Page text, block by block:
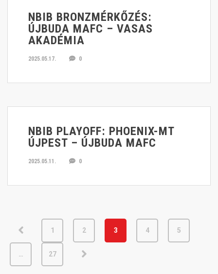
NBIB BRONZMÉRKŐZÉS:
ÚJBUDA MAFC – VASAS
AKADÉMIA
2025.05.17. 0
NBIB PLAYOFF: PHOENIX-MT
ÚJPEST – ÚJBUDA MAFC
2025.05.11. 0
1 2 3 4 5
… 27